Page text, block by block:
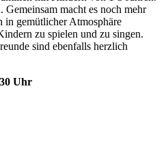
macht es noch mehr
gemütlicher Atmosphäre
zu spielen und zu singen.
sind ebenfalls herzlich
Uhr